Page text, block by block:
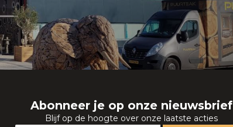
Abonneer je op onze nieuwsbrief
Blijf op de hoogte over onze laatste acties